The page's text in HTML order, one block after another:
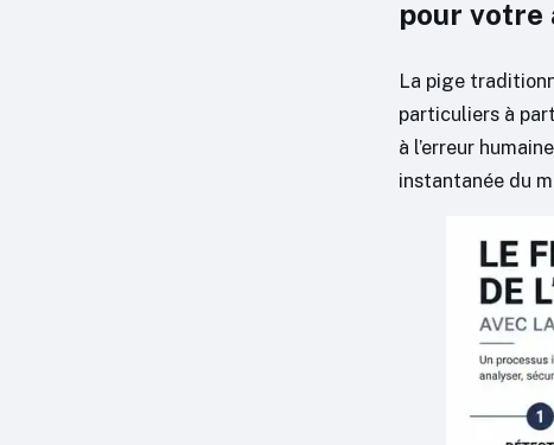
pour votre
La pige
particuliers à
à l’erreur
instantanée du